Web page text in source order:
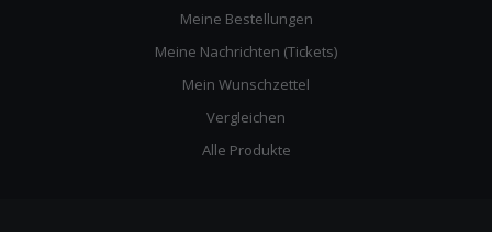
Meine Bestellungen
Meine Nachrichten (Tickets)
Mein Wunschzettel
Vergleichen
Alle Produkte